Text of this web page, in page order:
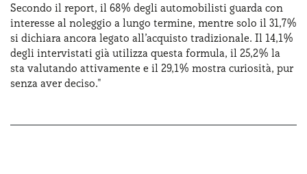
Secondo il report, il 68% degli automobilisti guarda con
interesse al noleggio a lungo termine, mentre solo il 31,7%
si dichiara ancora legato all’acquisto tradizionale. Il 14,1%
degli intervistati già utilizza questa formula, il 25,2% la
sta valutando attivamente e il 29,1% mostra curiosità, pur
senza aver deciso."